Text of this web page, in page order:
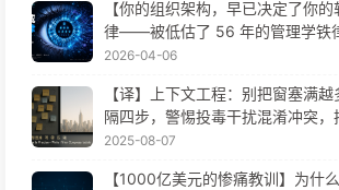
【你的组织架构，早已决定了你
律——被低估了 56 年的管理学铁
程变革——慢慢学AI171
2026-04-06
【译】上下文工程：别把窗塞满
隔四步，警惕投毒干扰混淆冲突
慢慢学AI170
2025-08-07
【1000亿美元的惨痛教训】为什